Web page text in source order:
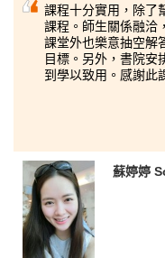
課程十分實用，除了
課程。師生關係融洽
課堂外也樂意抽空解
目標。另外，書院安
到學以致用。感謝此
蘇婷婷